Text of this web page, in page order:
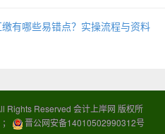
有哪些易错点？实操流程与资料
Rights Reserved 会计上岸网 版权所
； 晋公网安备14010502990312号